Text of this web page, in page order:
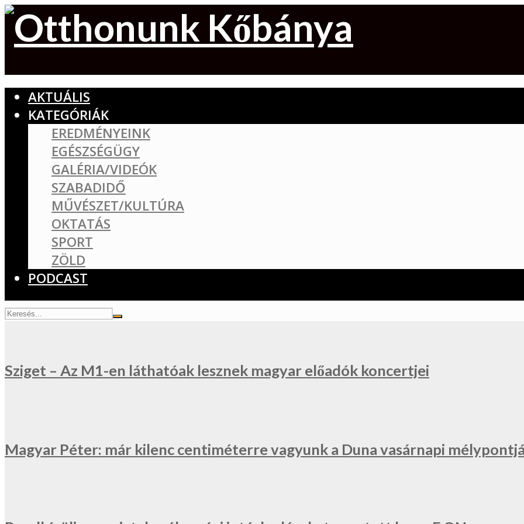
AKTUÁLIS
KATEGÓRIÁK
EREDMÉNYEINK
EGÉSZSÉGÜGY
GALÉRIA/VIDEÓK
SZABADIDŐ
MŰVÉSZET/KULTÚRA
OKTATÁS
SPORT
ZÖLD
PODCAST
Sziget – Az M1-en láthatóak lesznek magyar előadók koncertjei
Magyar Péter: már kilenc centiméterre vagyunk a Duna vasárnapi